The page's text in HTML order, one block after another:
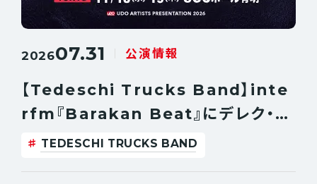
202607.31 公演情報
【Tedeschi Trucks Band】inte
rfm『Barakan Beat』にデレク・ト
ラックスが登場！！
TEDESCHI TRUCKS BAND